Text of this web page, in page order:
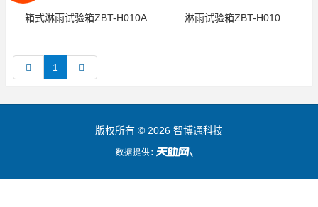
箱式淋雨试验箱ZBT-H010A 淋雨试验箱ZBT-H010
1
版权所有 © 2026 智博通科技